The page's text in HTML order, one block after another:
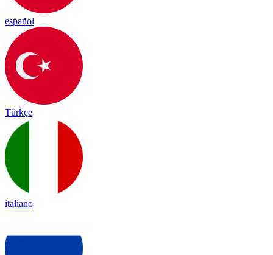
español
Türkçe
italiano